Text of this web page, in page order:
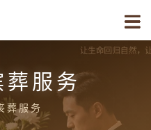
服务
葬服务